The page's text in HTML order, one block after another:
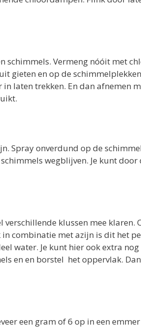
schimmels. Vermeng nóóit met
gieten en op de schimmelplekken
laten trekken. En dan afnemen
Spray onverdund op de
wegblijven. Je kunt door
klussen mee klaren.
combinatie met azijn is dit het
water. Je kunt hier ook extra nog
en en borstel het oppervlak. Dan
een gram of 6 op in een